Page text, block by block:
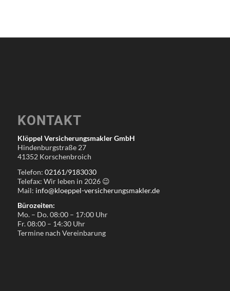
KONTAKT
Klöppel Versicherungsmakler GmbH
Hindenburgstraße 27
41352 Korschenbroich
Telefon: 02161/9183030
Telefax: Wir leben in 2026 😉
Mail: info@kloeppel-versicherungsmakler.de
Bürozeiten:
Mo. – Do. 08:00 – 17:00 Uhr
Fr. 08:00 – 14:30 Uhr
Termine nach Vereinbarung